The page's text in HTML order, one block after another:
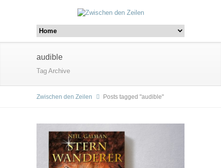
audible
Tag Archive
Zwischen den Zeilen Posts tagged "audible"